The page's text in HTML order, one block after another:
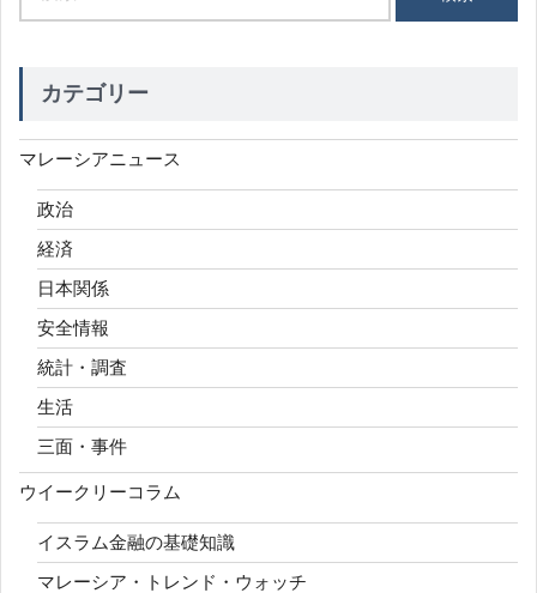
カテゴリー
マレーシアニュース
政治
経済
日本関係
安全情報
統計・調査
生活
三面・事件
ウイークリーコラム
イスラム金融の基礎知識
マレーシア・トレンド・ウォッチ